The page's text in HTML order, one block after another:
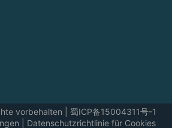
vorbehalten
蜀ICP备15004311号-1
Datenschutzrichtlinie für Cookies